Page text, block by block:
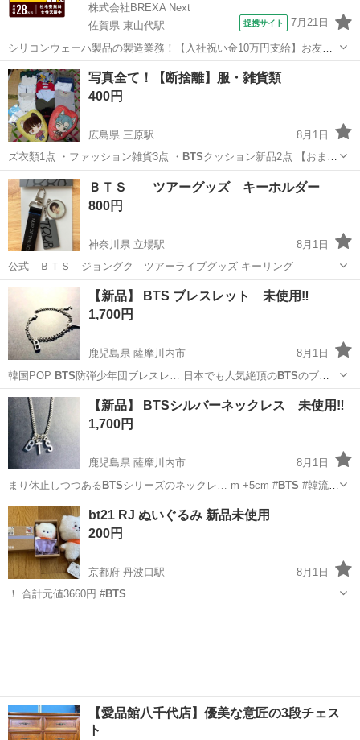
株式会社BREXA Next
佐賀県 東山代駅
提携サイト 7月21日
シリコンウェーハ製品の製造業務！【入社祝い金10万円支給】お友達
やカップルとの応募OK◎年間休日129日＆休出なしでプライベート充
実♪業務はクリーンルームで快適作業◎自社正社員登用制度あり★1食
300円～の格安食堂あり！《佐...
佐賀 伊万里市 東山代駅 その他
写真全て！【断捨離】服・雑貨類
400円
広島県 三原駅
8月1日
ズ衣類1点 ・ファッション雑貨3点 ・ BTSクッション新品2点 【おま
け】 ・雑貨…
広島 三原市 服/ファッション
ＢＴＳ ツアーグッズ キーホルダー
800円
神奈川県 立場駅
8月1日
公式 ＢＴＳ ジョングク ツアーライブグッズ キーリング
神奈川 横浜市 立場駅 その他
【新品】 BTS ブレスレット 未使用‼️
1,700円
鹿児島県 薩摩川内市
8月1日
韓国POP BTS 防弾少年団ブレスレ… 日本でも人気絶頂のBTSのブレ
スレットです… まり休止しつつあるBTSシリーズの商品です… 0g #韓
流 #BTS #ブレスレット …
鹿児島 薩摩川内市 アクセサリー BTS
【新品】 BTSシルバーネックレス 未使用‼️
1,700円
鹿児島県 薩摩川内市
8月1日
まり休止しつつあるBTS シリーズのネックレ… m +5cm #BTS #韓流 #
ネック…
鹿児島 薩摩川内市 アクセサリー BTS
bt21 RJ ぬいぐるみ 新品未使用
200円
京都府 丹波口駅
8月1日
！ 合計元値3660円 #BTS
【愛品館八千代店】優美な意匠の3段チェス
ト